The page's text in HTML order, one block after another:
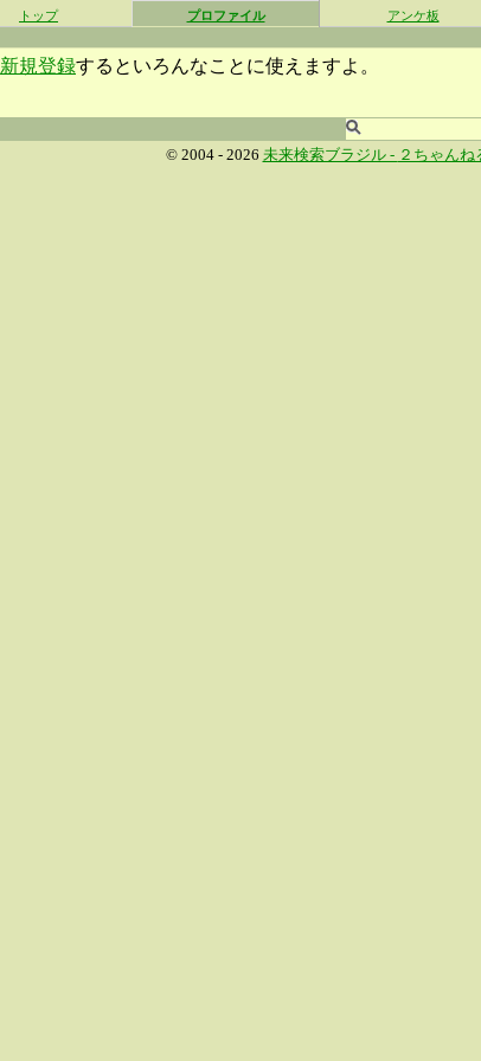
トップ プロファイル アンケ板
新規登録するといろんなことに使えますよ。
© 2004 - 2026 未来検索ブラジル - ２ちゃんね